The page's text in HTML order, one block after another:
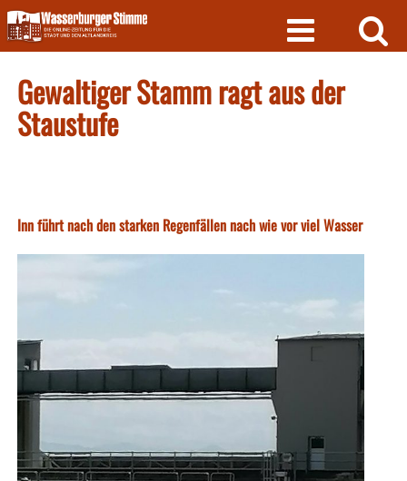
Skip
to
content
Gewaltiger Stamm ragt aus der
Staustufe
Inn führt nach den starken Regenfällen nach wie vor viel Wasser